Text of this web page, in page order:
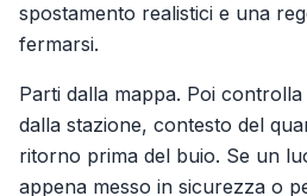
spostamento realistici e una
fermarsi.
Parti dalla mappa. Poi
dalla stazione, contesto del
ritorno prima del buio. Se un
appena messo in sicurezza o